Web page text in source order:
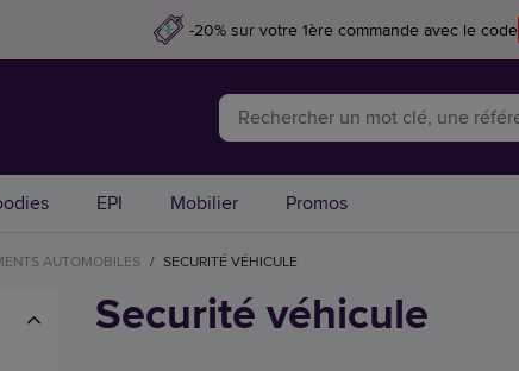
-20% sur votre 1ère commande avec le code
EPI Mobilier Promos
AUTOMOBILES / SECURITÉ VÉHICULE
Securité véhicule